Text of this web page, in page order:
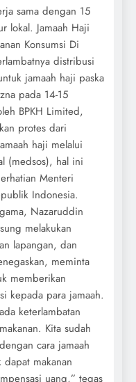
sama dengan 15
lokal. Jamaah Haji
Konsumsi Di
distribusi
jamaah haji paska
pada 14-15
BPKH Limited,
protes dari
haji melalui
(medsos), hal ini
Menteri
Indonesia.
Nazaruddin
melakukan
lapangan, dan
meminta
memberikan
kepada para jamaah.
keterlambatan
Kita sudah
cara jamaah
makanan
uang,” tegas